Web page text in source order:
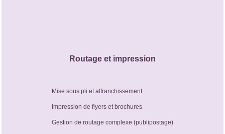
Routage et impression
Mise sous pli et affranchissement
Impression de flyers et brochures
Gestion de routage complexe (publipostage)